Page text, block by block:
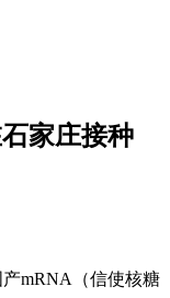
家庄接种
mRNA（信使核糖